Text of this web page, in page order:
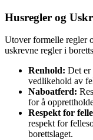
Husregler og
Utover formelle regler
uskrevne regler i
Renhold: Det er
vedlikehold av
Naboatferd:
for å
Respekt for
respekt for
borettslaget.